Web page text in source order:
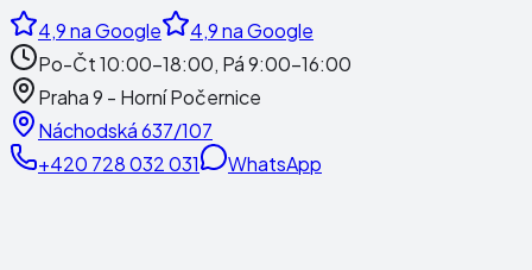
4,9na Google 4,9na Google
Po-Čt 10:00-18:00, Pá 9:00-16:00
Praha 9 - Horní Počernice
Náchodská 637/107
+420 728 032 031
WhatsApp